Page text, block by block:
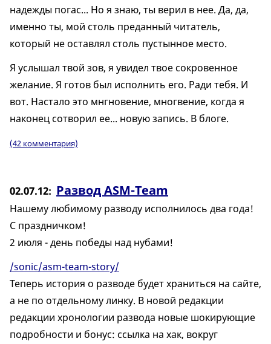
надежды погас... Но я знаю, ты верил в нее. Да, да,
именно ты, мой столь преданный читатель,
который не оставлял столь пустынное место.
Я услышал твой зов, я увидел твое сокровенное
желание. Я готов был исполнить его. Ради тебя. И
вот. Настало это мнгновение, многвение, когда я
наконец сотворил ее... новую запись. В блоге.
(42 комментария)
02.07.12 Развод ASM-Team
Нашему любимому разводу исполнилось два года!
С праздничком!
2 июля - день победы над нубами!
/sonic/asm-team-story/
Теперь история о разводе будет храниться на сайте,
а не по отдельному линку. В новой редакции
редакции хронологии развода новые шокирующие
подробности и бонус: ссылка на хак, вокруг